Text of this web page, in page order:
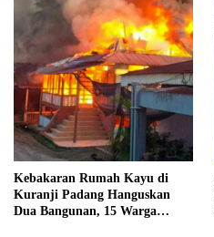
Kebakaran Rumah Kayu di
Kuranji Padang Hanguskan
Dua Bangunan, 15 Warga